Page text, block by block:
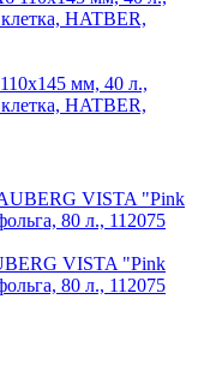
мм, 40 л.,
HATBER,
VISTA "Pink
80 л., 112075